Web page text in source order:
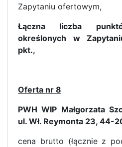
Zapytaniu ofertowym,
Łączna liczba
określonych w
pkt.,
Oferta nr 8
PWH WIP Małgorzata
ul. Wł. Reymonta 23, 44-
cena brutto (łącznie z